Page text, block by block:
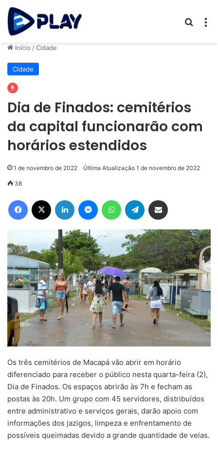
Início /Cidade
Cidade
Dia de Finados: cemitérios
da capital funcionarão com
horários estendidos
1 de novembro de 2022 Última Atualização 1 de novembro de 2022
38
Facebook Linkedin MessengerWhatsAppTelegram
Os três cemitérios de Macapá vão abrir em horário
diferenciado para receber o público nesta quarta-feira (2),
Dia de Finados. Os espaços abrirão às 7h e fecham as
postas às 20h. Um grupo com 45 servidores, distribuídos
entre administrativo e serviços gerais, darão apoio com
informações dos jazigos, limpeza e enfrentamento de
possíveis queimadas devido a grande quantidade de velas.